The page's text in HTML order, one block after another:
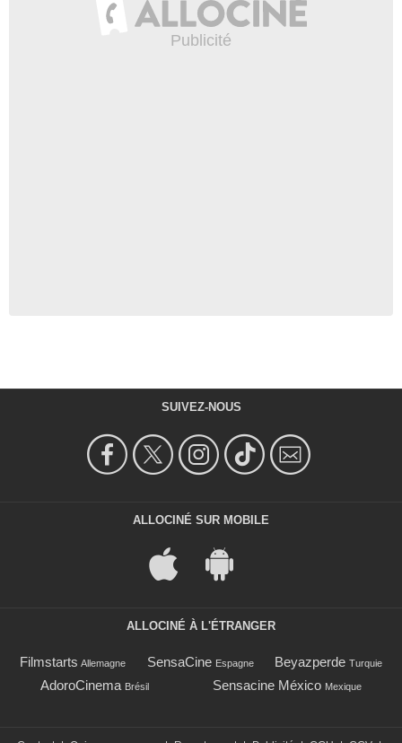
SUIVEZ-NOUS
ALLOCINÉ SUR MOBILE
ALLOCINÉ À L'ÉTRANGER
Filmstarts Allemagne SensaCine Espagne Beyazperde Turquie
AdoroCinema Brésil Sensacine México Mexique